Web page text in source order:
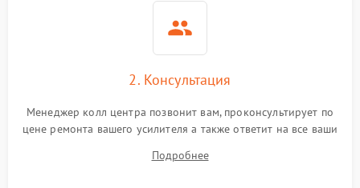
2. Консультация
Менеджер колл центра позвонит вам, проконсультирует по
цене ремонта вашего усилителя а также ответит на все ваши
Подробнее